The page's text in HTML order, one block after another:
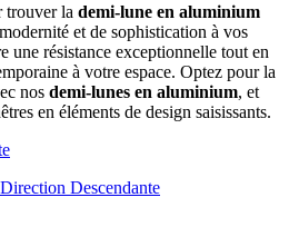
trouver la demi-lune en aluminium
et de sophistication à vos
résistance exceptionnelle tout en
à votre espace. Optez pour la
nos demi-lunes en aluminium, et
en éléments de design saisissants.
Descendante